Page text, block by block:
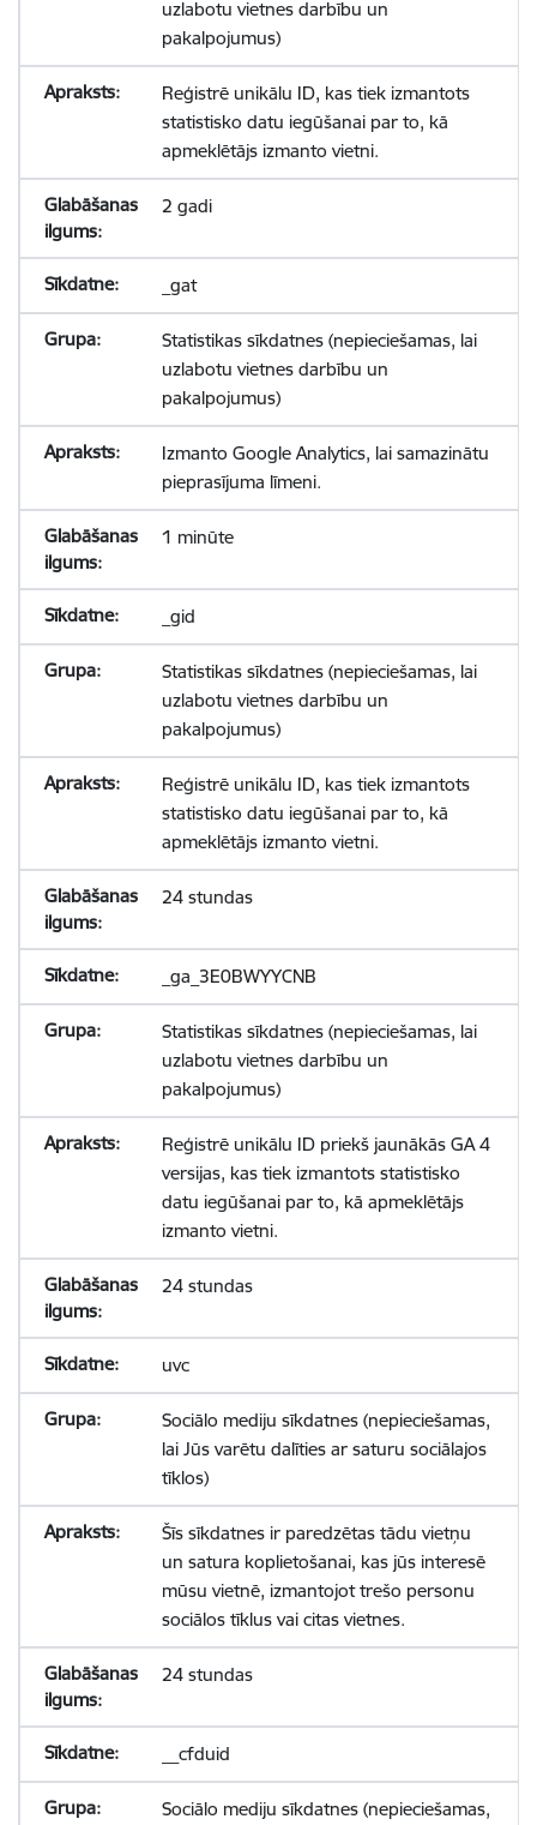
uzlabotu vietnes darbību un
pakalpojumus)
Reģistrē unikālu ID, kas tiek izmantots
statistisko datu iegūšanai par to, kā
apmeklētājs izmanto vietni.
2 gadi
_gat
Statistikas sīkdatnes (nepieciešamas, lai
uzlabotu vietnes darbību un
pakalpojumus)
Izmanto Google Analytics, lai samazinātu
pieprasījuma līmeni.
1 minūte
_gid
Statistikas sīkdatnes (nepieciešamas, lai
uzlabotu vietnes darbību un
pakalpojumus)
Reģistrē unikālu ID, kas tiek izmantots
statistisko datu iegūšanai par to, kā
apmeklētājs izmanto vietni.
24 stundas
_ga_3E0BWYYCNB
Statistikas sīkdatnes (nepieciešamas, lai
uzlabotu vietnes darbību un
pakalpojumus)
Reģistrē unikālu ID priekš jaunākās GA 4
versijas, kas tiek izmantots statistisko
datu iegūšanai par to, kā apmeklētājs
izmanto vietni.
24 stundas
uvc
Sociālo mediju sīkdatnes (nepieciešamas,
lai Jūs varētu dalīties ar saturu sociālajos
tīklos)
Šīs sīkdatnes ir paredzētas tādu vietņu
un satura koplietošanai, kas jūs interesē
mūsu vietnē, izmantojot trešo personu
sociālos tīklus vai citas vietnes.
24 stundas
__cfduid
Sociālo mediju sīkdatnes (nepieciešamas,